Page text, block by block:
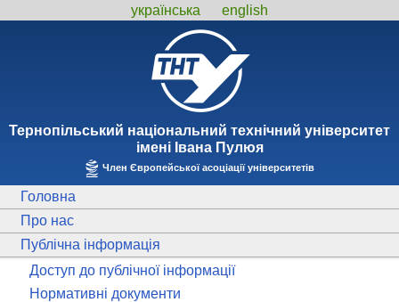
українська english
Тернопiльський національний технiчний унiверситет
iменi Iвана Пулюя
Член Європейської асоціації університетів
Головна
Про нас
Публічна інформація
Доступ до публічної інформації
Нормативні документи